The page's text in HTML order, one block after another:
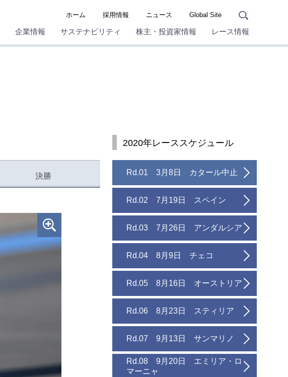
ホーム 採用情報 ニュース Global Site
企業情報 サステナビリティ 株主・投資家情報 レース情報
決勝
2020年レーススケジュール
Rd.01 3月8日 カタール中止
Rd.02 7月19日 スペイン
Rd.03 7月26日 アンダルシア
Rd.04 8月9日 チェコ
Rd.05 8月16日 オーストリア
Rd.06 8月23日 スティリア
Rd.07 9月13日 サンマリノ
Rd.08 9月20日 エミリア・ロ
マーニャ